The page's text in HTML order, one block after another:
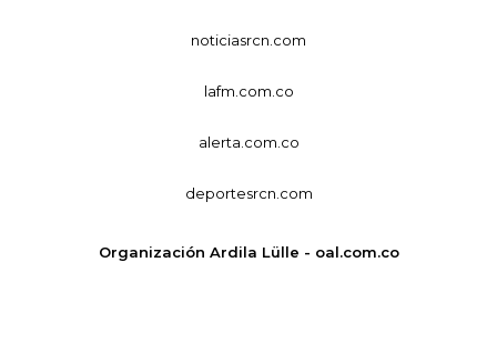
noticiasrcn.com
lafm.com.co
alerta.com.co
deportesrcn.com
Organización Ardila Lülle - oal.com.co